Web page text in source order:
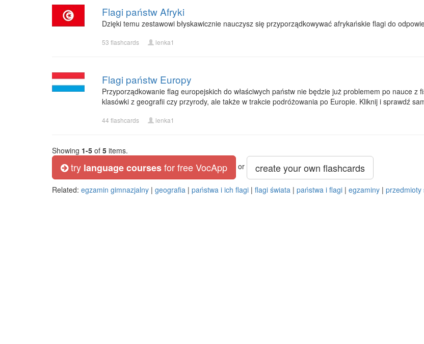
Flagi państw Afryki
Dzięki temu zestawowi błyskawicznie nauczysz się przyporządkowywać afrykańskie flagi do
53 flashcards lenka1
Flagi państw Europy
Przyporządkowanie flag europejskich do właściwych państw nie będzie już problemem po nauce
klasówki z geografii czy przyrody, ale także w trakcie podróżowania po Europie. Kliknij i sprawdź
44 flashcards lenka1
Showing 1-5 of 5 items.
try language coursesfor free VocApp or create your own flashcards
Related: egzamin gimnazjalny | geografia | państwa i ich flagi | flagi świata | państwa i flagi | egzaminy | przedmioty